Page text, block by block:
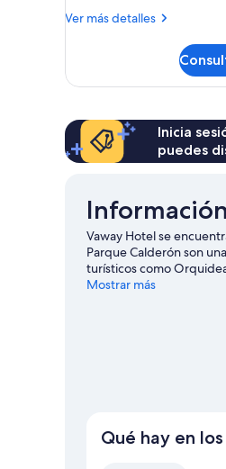
Ver más detalles
Más
Inicia
puedes
Vaway Hotel se
Parque Calderón son
turísticos como
Artesanías y Artes
Mostrar más
Qué hay en